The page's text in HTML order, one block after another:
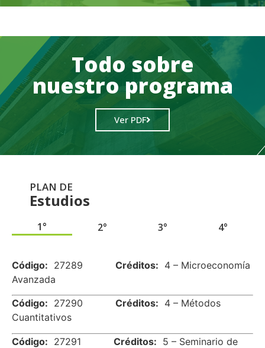
Todo sobre
nuestro programa
Ver PDF
PLAN DE
Estudios
1° 2° 3° 4°
Código: 27289 Créditos: 4 – Microeconomía
Avanzada
Código: 27290 Créditos: 4 – Métodos
Cuantitativos
Código: 27291 Créditos: 5 – Seminario de